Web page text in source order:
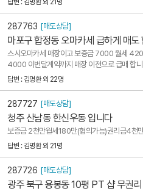
답변 : 김명환 외 21명
287763 [매도상담]
마포구 합정동 오마카세 급하게 매도
스시오마카세 매장이고 보증금 7000 월세
4000 이번달계약까지 매장 이전으로 급매 합
답변 : 김명환 외 22명
287727 [매도상담]
청주 산남동 한신우동 입니다
보증금 2천만월세180만(협의가능)권리금4천
답변 : 김명환 외 21명
287726 [매도상담]
광주 북구 용봉동 10평 PT 샵 무권리